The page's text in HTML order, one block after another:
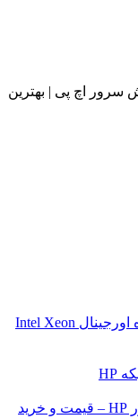
خرید و قیمت CPU سرور HP | پردازنده اورجینال Intel Xeon
فروش پاور سرور HP | خرید پاور سرور HP – قیمت و خرید